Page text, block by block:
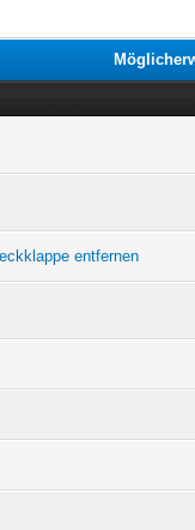
entfernen